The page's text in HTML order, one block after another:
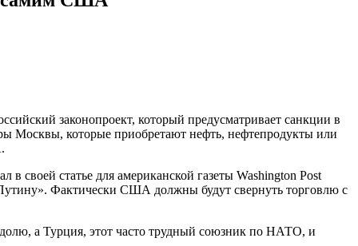
законопроект, который предусматривает санкции в
Москвы, которые приобретают нефть, нефтепродукты или
своей статье для американской газеты Washington Post
Фактически США должны будут свернуть торговлю с
а Турция, этот часто трудный союзник по НАТО, и